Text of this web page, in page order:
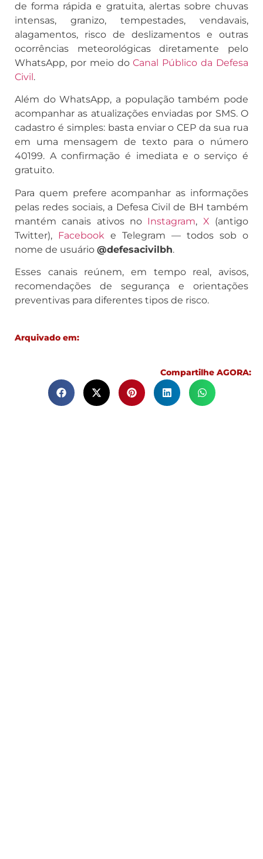
de forma rápida e gratuita, alertas sobre chuvas
intensas, granizo, tempestades, vendavais,
alagamentos, risco de deslizamentos e outras
ocorrências meteorológicas diretamente pelo
WhatsApp, por meio doCanal Público da Defesa
Civil.
Além do WhatsApp, a população também pode
acompanhar as atualizações enviadas por SMS. O
cadastro é simples: basta enviar o CEP da sua rua
em uma mensagem de texto para o número
40199. A confirmação é imediata e o serviço é
gratuito.
Para quem prefere acompanhar as informações
pelas redes sociais, a Defesa Civil de BH também
mantém canais ativos no Instagram, X (antigo
Twitter), Facebook e Telegram — todos sob o
nome de usuário @defesacivilbh.
Esses canais reúnem, em tempo real, avisos,
recomendações de segurança e orientações
preventivas para diferentes tipos de risco.
Arquivado em:
Compartilhe AGORA: